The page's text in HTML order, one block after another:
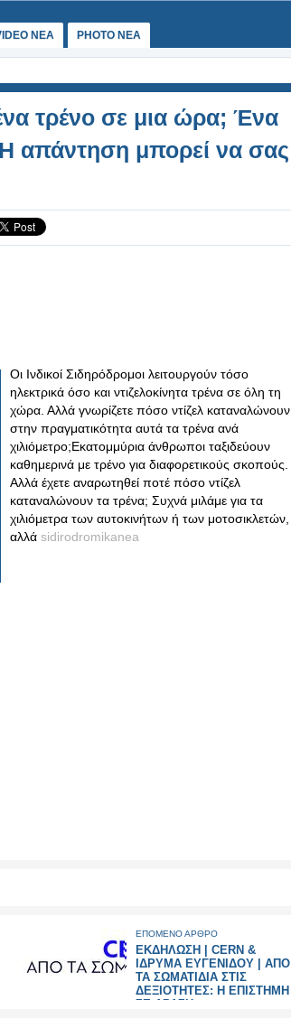
NEA PHOTO NEA
τρένο σε μια ώρα; Ένα
Η απάντηση μπορεί να σας
Οι Ινδικοί Σιδηρόδρομοι λειτουργούν τόσο
ηλεκτρικά όσο και ντιζελοκίνητα τρένα σε όλη τη
χώρα. Αλλά γνωρίζετε πόσο ντίζελ καταναλώνουν
στην πραγματικότητα αυτά τα τρένα ανά
χιλιόμετρο;Εκατομμύρια άνθρωποι ταξιδεύουν
καθημερινά με τρένο για διαφορετικούς σκοπούς.
Αλλά έχετε αναρωτηθεί ποτέ πόσο ντίζελ
καταναλώνουν τα τρένα; Συχνά μιλάμε για τα
χιλιόμετρα των αυτοκινήτων ή των μοτοσικλετών,
αλλά sidirodromikanea
ΕΠΟΜΕΝΟ ΑΡΘΡΟ
ΕΚΔΗΛΩΣΗ | CERN &
ΙΔΡΥΜΑ ΕΥΓΕΝΙΔΟΥ | ΑΠΟ
ΤΑ ΣΩΜΑΤΙΔΙΑ ΣΤΙΣ
ΔΕΞΙΟΤΗΤΕΣ: Η ΕΠΙΣΤΗΜΗ
ΣΕ ΔΡΑΣΗ